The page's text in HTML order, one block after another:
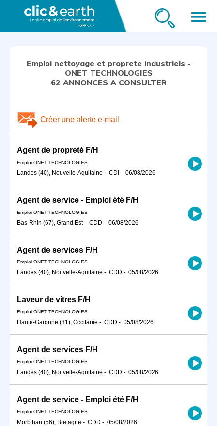
menu
Emploi nettoyage et proprete industriels -
ONET TECHNOLOGIES
62 ANNONCES A CONSULTER
Créer une alerte e-mail
Agent de propreté F/H
Emploi ONET TECHNOLOGIES
Landes (40), Nouvelle-Aquitaine - CDI - 06/08/2026
Agent de service - Emploi été F/H
Emploi ONET TECHNOLOGIES
Bas-Rhin (67), Grand Est- CDD - 06/08/2026
Agent de services F/H
Emploi ONET TECHNOLOGIES
Landes (40), Nouvelle-Aquitaine - CDD - 05/08/2026
Laveur de vitres F/H
Emploi ONET TECHNOLOGIES
Haute-Garonne (31), Occitanie - CDD - 05/08/2026
Agent de services F/H
Emploi ONET TECHNOLOGIES
Landes (40), Nouvelle-Aquitaine - CDD - 05/08/2026
Agent de service - Emploi été F/H
Emploi ONET TECHNOLOGIES
Morbihan (56), Bretagne - CDD - 05/08/2026